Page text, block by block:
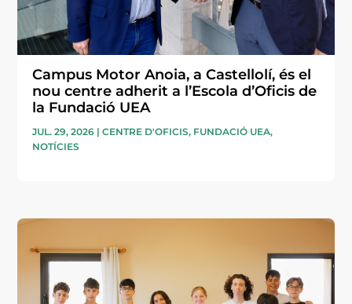
Campus Motor Anoia, a Castellolí, és el
nou centre adherit a l’Escola d’Oficis de
la Fundació UEA
JUL. 29, 2026 |CENTRE D'OFICIS, FUNDACIÓ UEA,
NOTÍCIES